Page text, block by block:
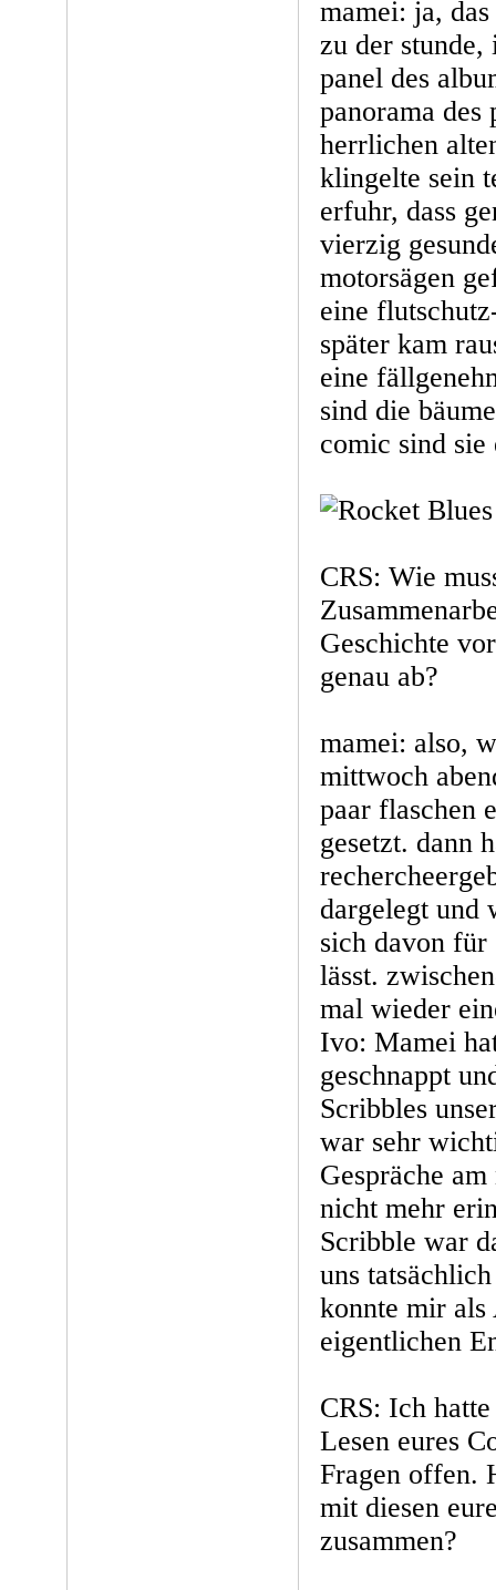
mamei: ja,
zu der
panel des
panorama des
herrlichen
klingelte sein
erfuhr, dass
vierzig
motorsägen
eine
später kam
eine
sind die
comic sind sie
CRS: Wie
Geschichte
genau ab?
mamei: also,
mittwoch
paar flaschen
gesetzt. dann
dargelegt und
sich davon
lässt.
mal wieder
Ivo: Mamei
geschnappt
Scribbles
war sehr
Gespräche
nicht mehr
Scribble war
uns
konnte mir als
eigentlichen
CRS: Ich
Lesen eures
Fragen offen.
mit diesen
zusammen?